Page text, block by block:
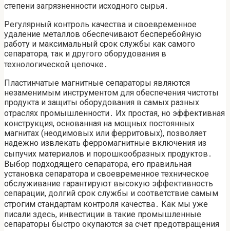
степени загрязненности исходного сырья․
Регулярный контроль качества и своевременное
удаление металлов обеспечивают бесперебойную
работу и максимальный срок службы как самого
сепаратора, так и другого оборудования в
технологической цепочке․
Пластинчатые магнитные сепараторы являются
незаменимым инструментом для обеспечения чистоты
продукта и защиты оборудования в самых разных
отраслях промышленности․ Их простая, но эффективная
конструкция, основанная на мощных постоянных
магнитах (неодимовых или ферритовых), позволяет
надежно извлекать ферромагнитные включения из
сыпучих материалов и порошкообразных продуктов․
Выбор подходящего сепаратора, его правильная
установка сепаратора и своевременное техническое
обслуживание гарантируют высокую эффективность
сепарации, долгий срок службы и соответствие самым
строгим стандартам контроля качества․ Как мы уже
писали здесь, инвестиции в такие промышленные
сепараторы быстро окупаются за счет предотвращения